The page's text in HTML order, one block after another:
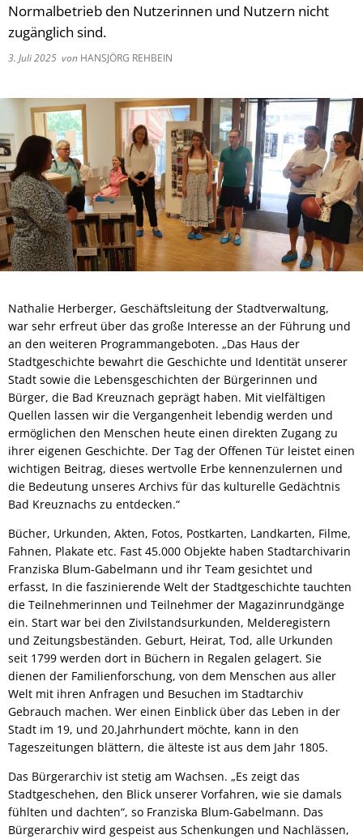
Normalbetrieb den Nutzerinnen und Nutzern nicht
zugänglich sind.
3. Juli 2025 von HANSJÖRG REHBEIN
Nathalie Herberger, Geschäftsleitung der Stadtverwaltung,
war sehr erfreut über das große Interesse an der Führung und
an den weiteren Programmangeboten. „Das Haus der
Stadtgeschichte bewahrt die Geschichte und Identität unserer
Stadt sowie die Lebensgeschichten der Bürgerinnen und
Bürger, die Bad Kreuznach geprägt haben. Mit vielfältigen
Quellen lassen wir die Vergangenheit lebendig werden und
ermöglichen den Menschen heute einen direkten Zugang zu
ihrer eigenen Geschichte. Der Tag der Offenen Tür leistet einen
wichtigen Beitrag, dieses wertvolle Erbe kennenzulernen und
die Bedeutung unseres Archivs für das kulturelle Gedächtnis
Bad Kreuznachs zu entdecken.“
Bücher, Urkunden, Akten, Fotos, Postkarten, Landkarten, Filme,
Fahnen, Plakate etc. Fast 45.000 Objekte haben Stadtarchivarin
Franziska Blum-Gabelmann und ihr Team gesichtet und
erfasst, In die faszinierende Welt der Stadtgeschichte tauchten
die Teilnehmerinnen und Teilnehmer der Magazinrundgänge
ein. Start war bei den Zivilstandsurkunden, Melderegistern
und Zeitungsbeständen. Geburt, Heirat, Tod, alle Urkunden
seit 1799 werden dort in Büchern in Regalen gelagert. Sie
dienen der Familienforschung, von dem Menschen aus aller
Welt mit ihren Anfragen und Besuchen im Stadtarchiv
Gebrauch machen. Wer einen Einblick über das Leben in der
Stadt im 19, und 20.Jahrhundert möchte, kann in den
Tageszeitungen blättern, die älteste ist aus dem Jahr 1805.
Das Bürgerarchiv ist stetig am Wachsen. „Es zeigt das
Stadtgeschehen, den Blick unserer Vorfahren, wie sie damals
fühlten und dachten“, so Franziska Blum-Gabelmann. Das
Bürgerarchiv wird gespeist aus Schenkungen und Nachlässen,